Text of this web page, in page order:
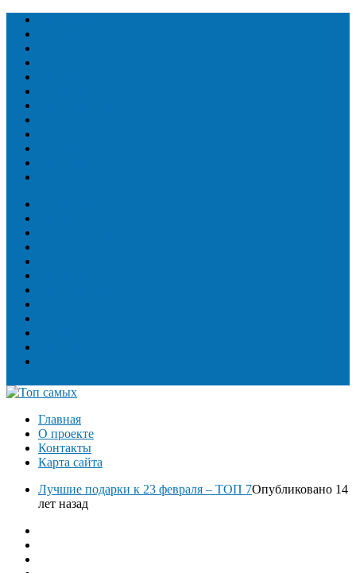
Главная
О проекте
Контакты
Карта сайта
Лучшие подарки к 23 февраля – ТОП 7Опубликовано 14
лет назад